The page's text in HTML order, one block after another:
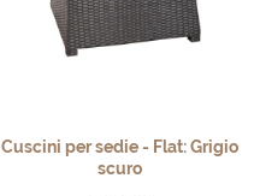
Cuscini per sedie - Flat: Grigio
scuro